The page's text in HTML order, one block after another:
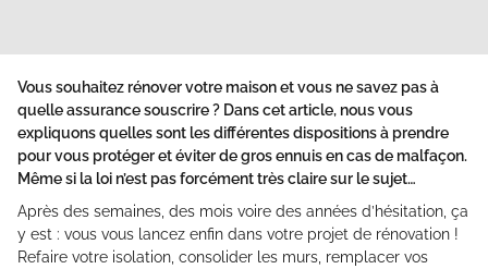
Vous souhaitez rénover votre maison et vous ne savez pas à
quelle assurance souscrire ? Dans cet article, nous vous
expliquons quelles sont les différentes dispositions à prendre
pour vous protéger et éviter de gros ennuis en cas de malfaçon.
Même si la loi n’est pas forcément très claire sur le sujet…
Après des semaines, des mois voire des années d’hésitation, ça
y est : vous vous lancez enfin dans votre projet de rénovation !
Refaire votre isolation, consolider les murs, remplacer vos